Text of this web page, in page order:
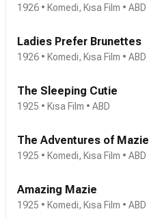
1926 • Komedi, Kısa Film • ABD
Ladies Prefer Brunettes
1926 • Komedi, Kısa Film • ABD
The Sleeping Cutie
1925 • Kısa Film • ABD
The Adventures of Mazie
1925 • Komedi, Kısa Film • ABD
Amazing Mazie
1925 • Komedi, Kısa Film • ABD